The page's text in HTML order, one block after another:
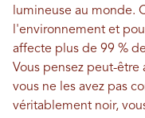
lumineuse au monde.
l'environnement et
affecte plus de 99 %
Vous pensez peut-être
vous ne les avez pas
véritablement noir,